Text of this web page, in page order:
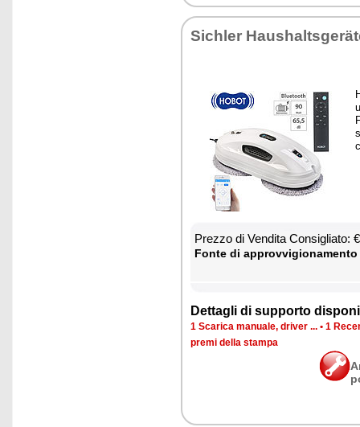
Si­chler
Prez­zo di Ven­di­ta Con­si­glia­to:
Fon­te di
Det­ta­gli di sup­por­to
1 Sca­ri­ca ma­nua­le, dri­ver ... • 1
pre­mi del­la stam­pa